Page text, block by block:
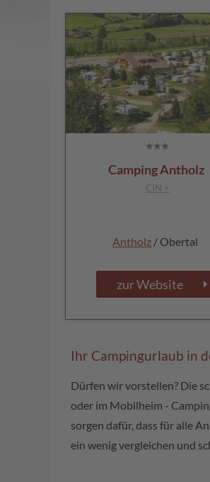
Camping Antholz
CIN +
Antholz / Obertal
zur Website
Ihr Campingurlaub in
Dürfen wir vorstellen? Die
oder im Mobilheim -
sorgen dafür, dass für alle
ein wenig vergleichen und